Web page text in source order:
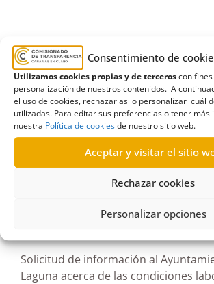
Consentimiento de
Utilizamos cookies propias y de terceroscon
personalización de nuestros contenidos. A
el uso de cookies, rechazarlas o personalizar cuál
utilizadas. Para editar sus preferencias o tener más
nuestra Política de cookiesde nuestro sitio web.
Aceptar y visitar el sitio
Rechazar cookies
Personalizar opciones
ASIPAL-CSL
de Policías de las Administraciones
Canarias,Ayuntamiento de Teguise,
expediente, Lanzarote,Relación de
Trabajo,RPT
Solicitud de información al
Laguna acerca de las condiciones